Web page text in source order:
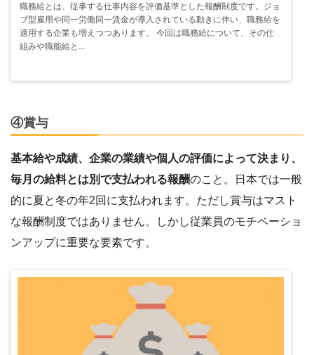
職務給とは、従事する仕事内容を評価基準とした報酬制度です。ジョ
ブ型雇用や同一労働同一賃金が導入されている動きに伴い、職務給を
適用する企業も増えつつあります。 今回は職務給について、その仕
組みや職能給と...
④賞与
基本給や成績、企業の業績や個人の評価によって決まり、
毎月の給料とは別で支払われる報酬のこと。日本では一般
的に夏と冬の年2回に支払われます。ただし賞与はマスト
な報酬制度ではありません。しかし従業員のモチベーショ
ンアップに重要な要素です。